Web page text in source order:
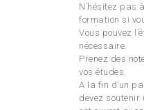
N’hésitez pas
formation si
Vous pouvez
nécessaire.
Prenez des
vos études.
A la fin d’un
devez soutenir